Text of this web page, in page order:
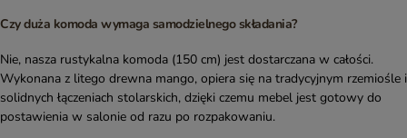
Czy duża komoda wymaga samodzielnego składania?
Nie, nasza rustykalna komoda (150 cm) jest dostarczana w całości.
Wykonana z litego drewna mango, opiera się na tradycyjnym rzemiośle i
solidnych łączeniach stolarskich, dzięki czemu mebel jest gotowy do
postawienia w salonie od razu po rozpakowaniu.